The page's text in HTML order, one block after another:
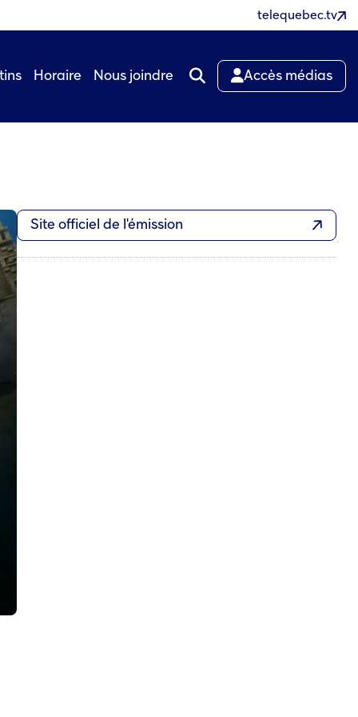
telequebec.tv
Horaire Nous joindre Accès médias
Site officiel de l'émission